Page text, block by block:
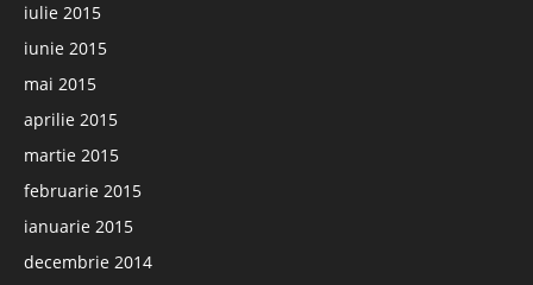
iulie 2015
iunie 2015
mai 2015
aprilie 2015
martie 2015
februarie 2015
ianuarie 2015
decembrie 2014